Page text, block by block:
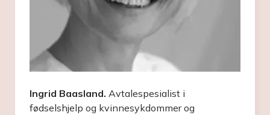
Ingrid Baasland. Avtalespesialist i
fødselshjelp og kvinnesykdommer og